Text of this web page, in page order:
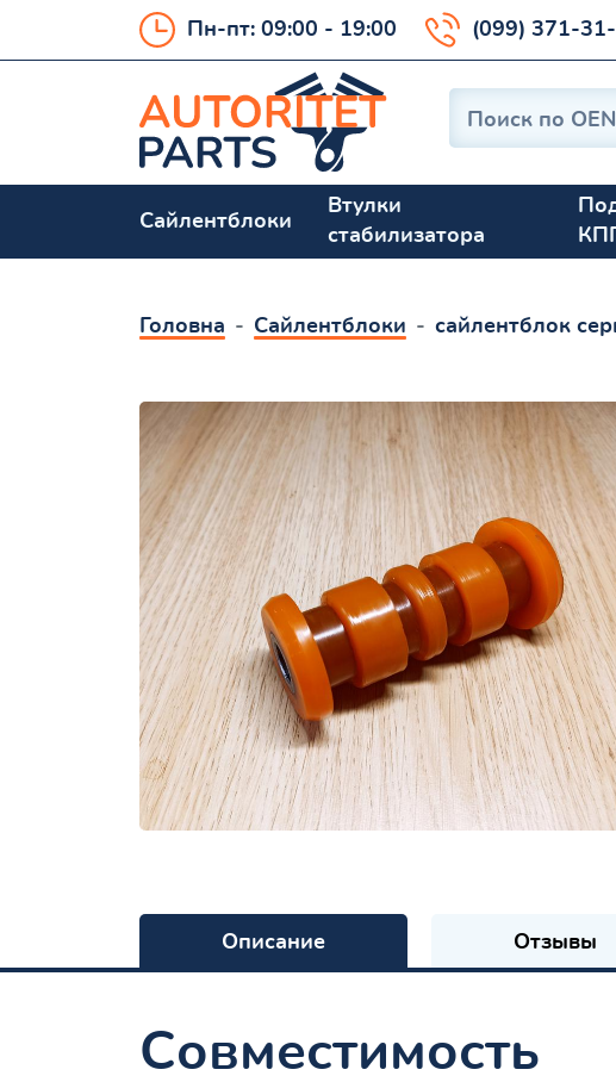
Пн-пт: 09:00 - 19:00 (099) 371-
Сайлентблоки
Втулки
стабилизатора
Головна Сайлентблоки сайлентблок
Описание Отзывы
Совместимость